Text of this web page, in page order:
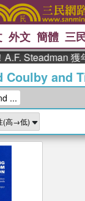
熱搜： 東野圭
、 The
獎 臺灣漫遊錄
登輝時代
偉大的迷走神
外文 簡體 三
Steadman 獲
Coulby and
...